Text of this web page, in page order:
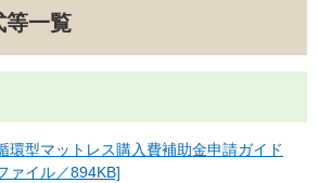
一覧
環型マットレス購入費補助金申請ガイド
ァイル／894KB]